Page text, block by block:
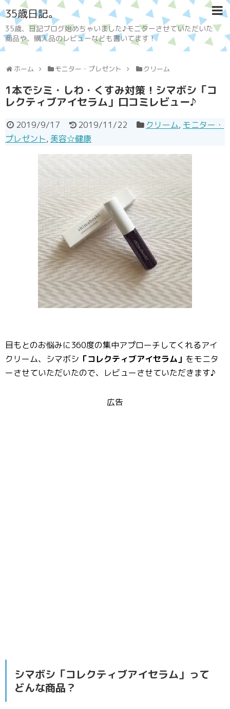
35歳日記。
35歳、日記ブログ始めちゃいました♪モニターさせていただいた
商品や、購入品のレビューなども書いてます！
ホーム モニター・プレゼント クリーム
1本でシミ・しわ・くすみ対策！シマボシ「コ
レクティブアイセラム」口コミレビュー♪
2019/9/17 2019/11/22 クリーム, モニター・
プレゼント, 美容☆健康
目もとのお悩みに360度の集中アプローチしてくれるアイ
クリーム、シマボシ 「コレクティブアイセラム」 をモニタ
ーさせていただいたので、レビューさせていただきます♪
広告
シマボシ「コレクティブアイセラム」って
どんな商品？